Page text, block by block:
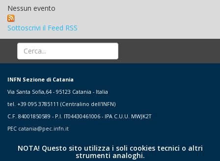
Nessun evento
Sottoscrivi il Feed RSS
INFN Sezione di Catania
Via Santa Sofia,64 - 95123 Catania - Italia
tel. +39 095 3785111 (Centralino dell'INFN)
C.F. 84001850589 - P.I. IT04430461006 - IPA C.U.U. MWJK2T
PEC catania@pec.infn.it
NOTA! Questo sito utilizza i soli cookies tecnici o altri
strumenti analoghi.